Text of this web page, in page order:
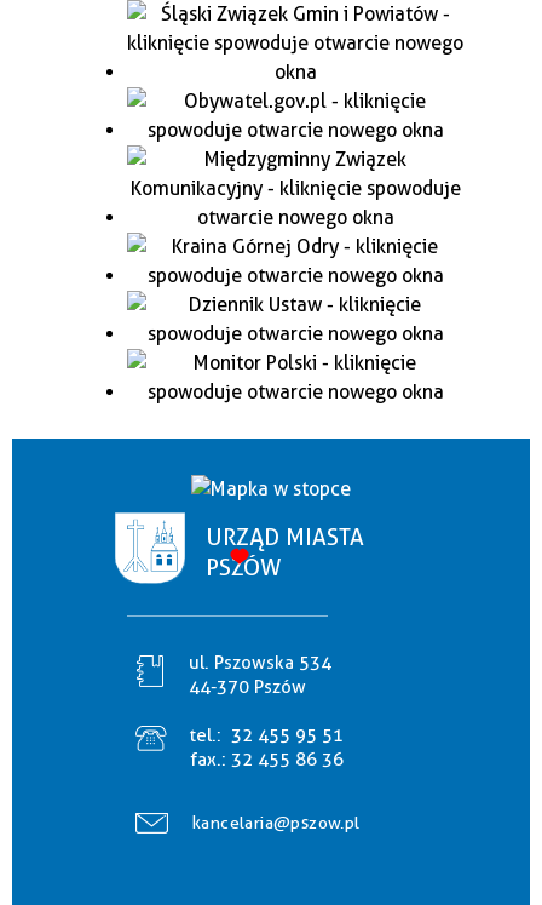
URZĄD MIASTA
PSZÓW
ul. Pszowska 534
44-370 Pszów
tel.: 32 455 95 51
fax.: 32 455 86 36
kancelaria@pszow.pl